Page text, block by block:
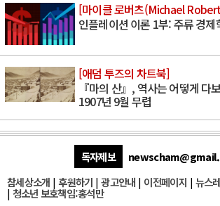
[마이클 로버츠(Michael
인플레이션 이론 1부: 주류 경제
[애덤 투즈의 차트북]
『마의 산』, 역사는 어떻게
1907년 9월 무렵
독자제보
참세상소개 | 후원하기 |광고안내 | 이전페이지 | 뉴스
| 청소년 보호책임:홍석만